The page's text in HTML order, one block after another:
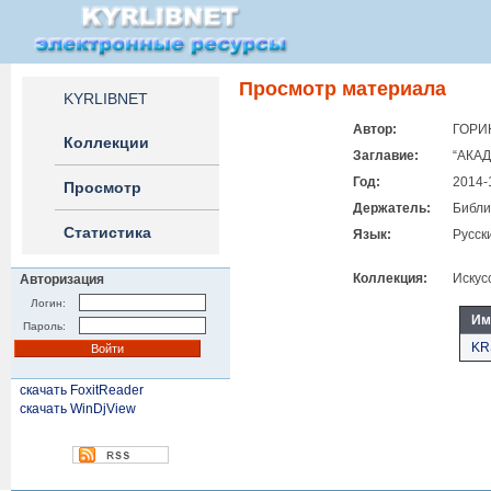
KYRLIBNET
Коллекции
Просмотр
Статистика
Авторизация
Логин:
Пароль:
скачать FoxitReader
скачать WinDjView
Просмотр материала
Автор:
Заглавие:
Год:
2014-
Держатель:
Язык:
Коллекция: